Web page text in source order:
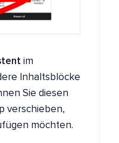
im
Inhaltsblöcke
Sie diesen
verschieben,
möchten.